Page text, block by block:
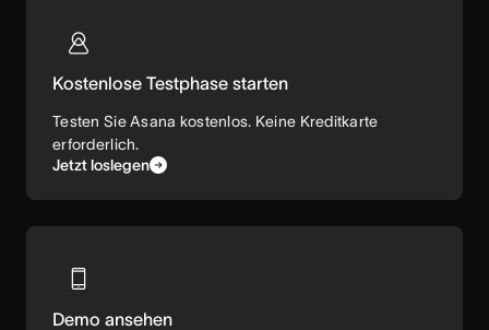
Kostenlose Testphase starten
Testen Sie Asana kostenlos. Keine Kreditkarte
erforderlich.
Jetzt loslegen
Demo ansehen